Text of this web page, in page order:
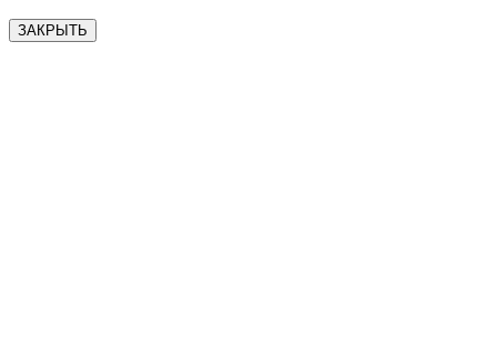
ЗАКРЫТЬ